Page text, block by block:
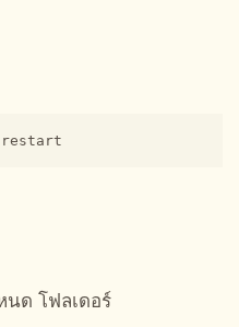
restart
นด โฟลเดอร์